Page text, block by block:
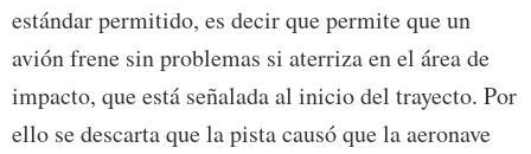
estándar permitido, es decir que permite que un
avión frene sin problemas si aterriza en el área de
impacto, que está señalada al inicio del trayecto. Por
ello se descarta que la pista causó que la aeronave